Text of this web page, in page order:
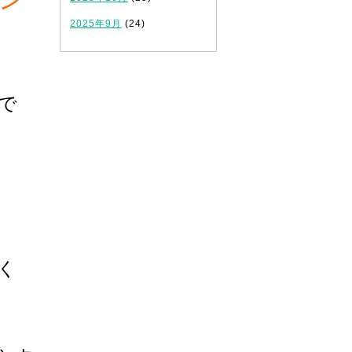
2025年9月 (24)